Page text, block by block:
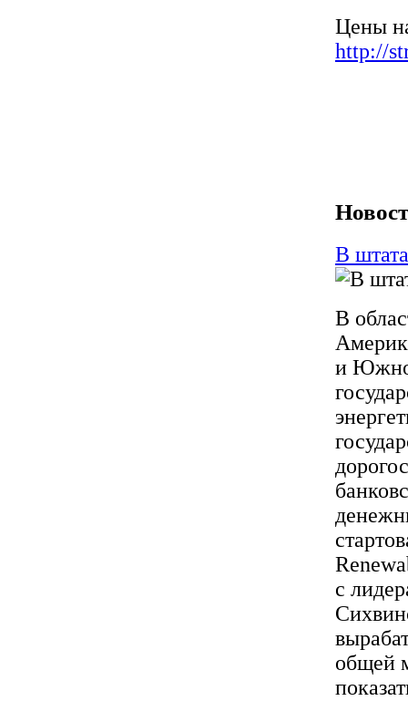
Цены
http://
В
В
и
с
общей